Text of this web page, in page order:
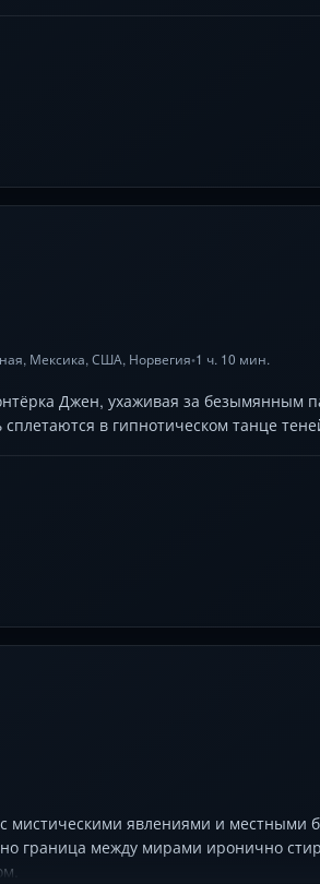
, Мексика, США, Норвегия•1 ч. 10 мин.
Джен, ухаживая за безымянным
в гипнотическом танце
мистическими явлениями и местными
граница между мирами иронично